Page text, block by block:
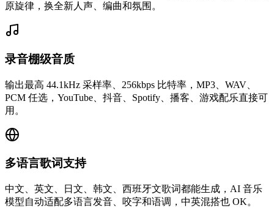
原旋律，换全新人声、编曲和氛围。
录音棚级音质
输出最高 44.1kHz 采样率、256kbps 比特率，MP3、WAV、
PCM 任选，YouTube、抖音、Spotify、播客、游戏配乐直接可
用。
多语言歌词支持
中文、英文、日文、韩文、西班牙文歌词都能生成，AI 音乐
模型自动适配多语言发音、咬字和语调，中英混搭也 OK。